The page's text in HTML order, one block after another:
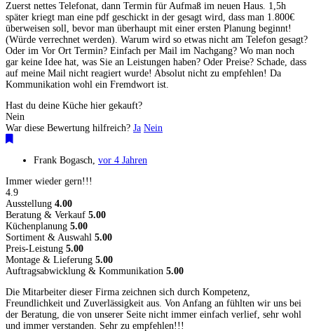
Zuerst nettes Telefonat, dann Termin für Aufmaß im neuen Haus. 1,5h
später kriegt man eine pdf geschickt in der gesagt wird, dass man 1.800€
überweisen soll, bevor man überhaupt mit einer ersten Planung beginnt!
(Würde verrechnet werden). Warum wird so etwas nicht am Telefon gesagt?
Oder im Vor Ort Termin? Einfach per Mail im Nachgang? Wo man noch
gar keine Idee hat, was Sie an Leistungen haben? Oder Preise? Schade, dass
auf meine Mail nicht reagiert wurde! Absolut nicht zu empfehlen! Da
Kommunikation wohl ein Fremdwort ist.
Hast du deine Küche hier gekauft?
Nein
War diese Bewertung hilfreich? Ja Nein
Frank Bogasch, vor 4 Jahren
Immer wieder gern!!!
4.9
Ausstellung 4.00
Beratung & Verkauf 5.00
Küchenplanung 5.00
Sortiment & Auswahl 5.00
Preis-Leistung 5.00
Montage & Lieferung 5.00
Auftragsabwicklung & Kommunikation 5.00
Die Mitarbeiter dieser Firma zeichnen sich durch Kompetenz,
Freundlichkeit und Zuverlässigkeit aus. Von Anfang an fühlten wir uns bei
der Beratung, die von unserer Seite nicht immer einfach verlief, sehr wohl
und immer verstanden. Sehr zu empfehlen!!!